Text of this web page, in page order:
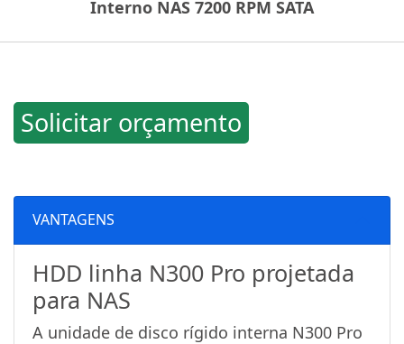
Interno NAS 7200 RPM SATA
Solicitar orçamento
VANTAGENS
HDD linha N300 Pro projetada
para NAS
A unidade de disco rígido interna N300 Pro